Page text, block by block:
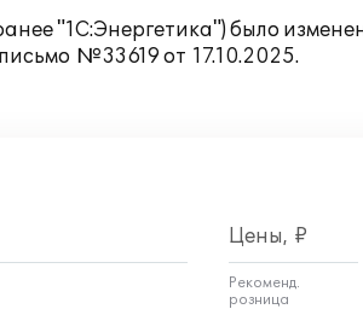
"1С:Энергетика") было
№33619 от 17.10.2025.
Цены, ₽
Рекоменд.
розница